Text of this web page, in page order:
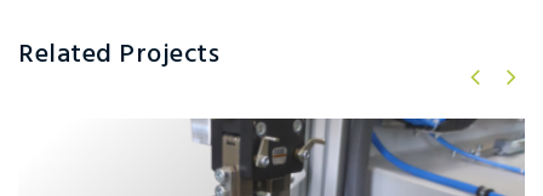
Related Projects